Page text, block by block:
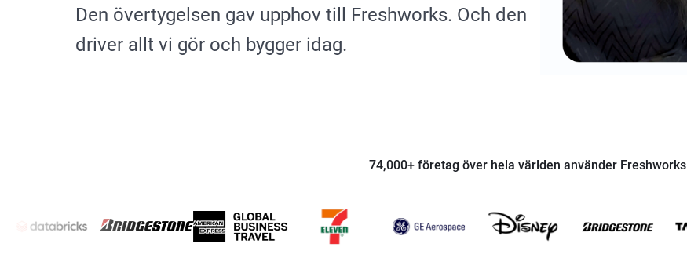
Den övertygelsen gav upphov till Freshworks. Och den
driver allt vi gör och bygger idag.
74,000+ företag över hela världen använder Freshworks